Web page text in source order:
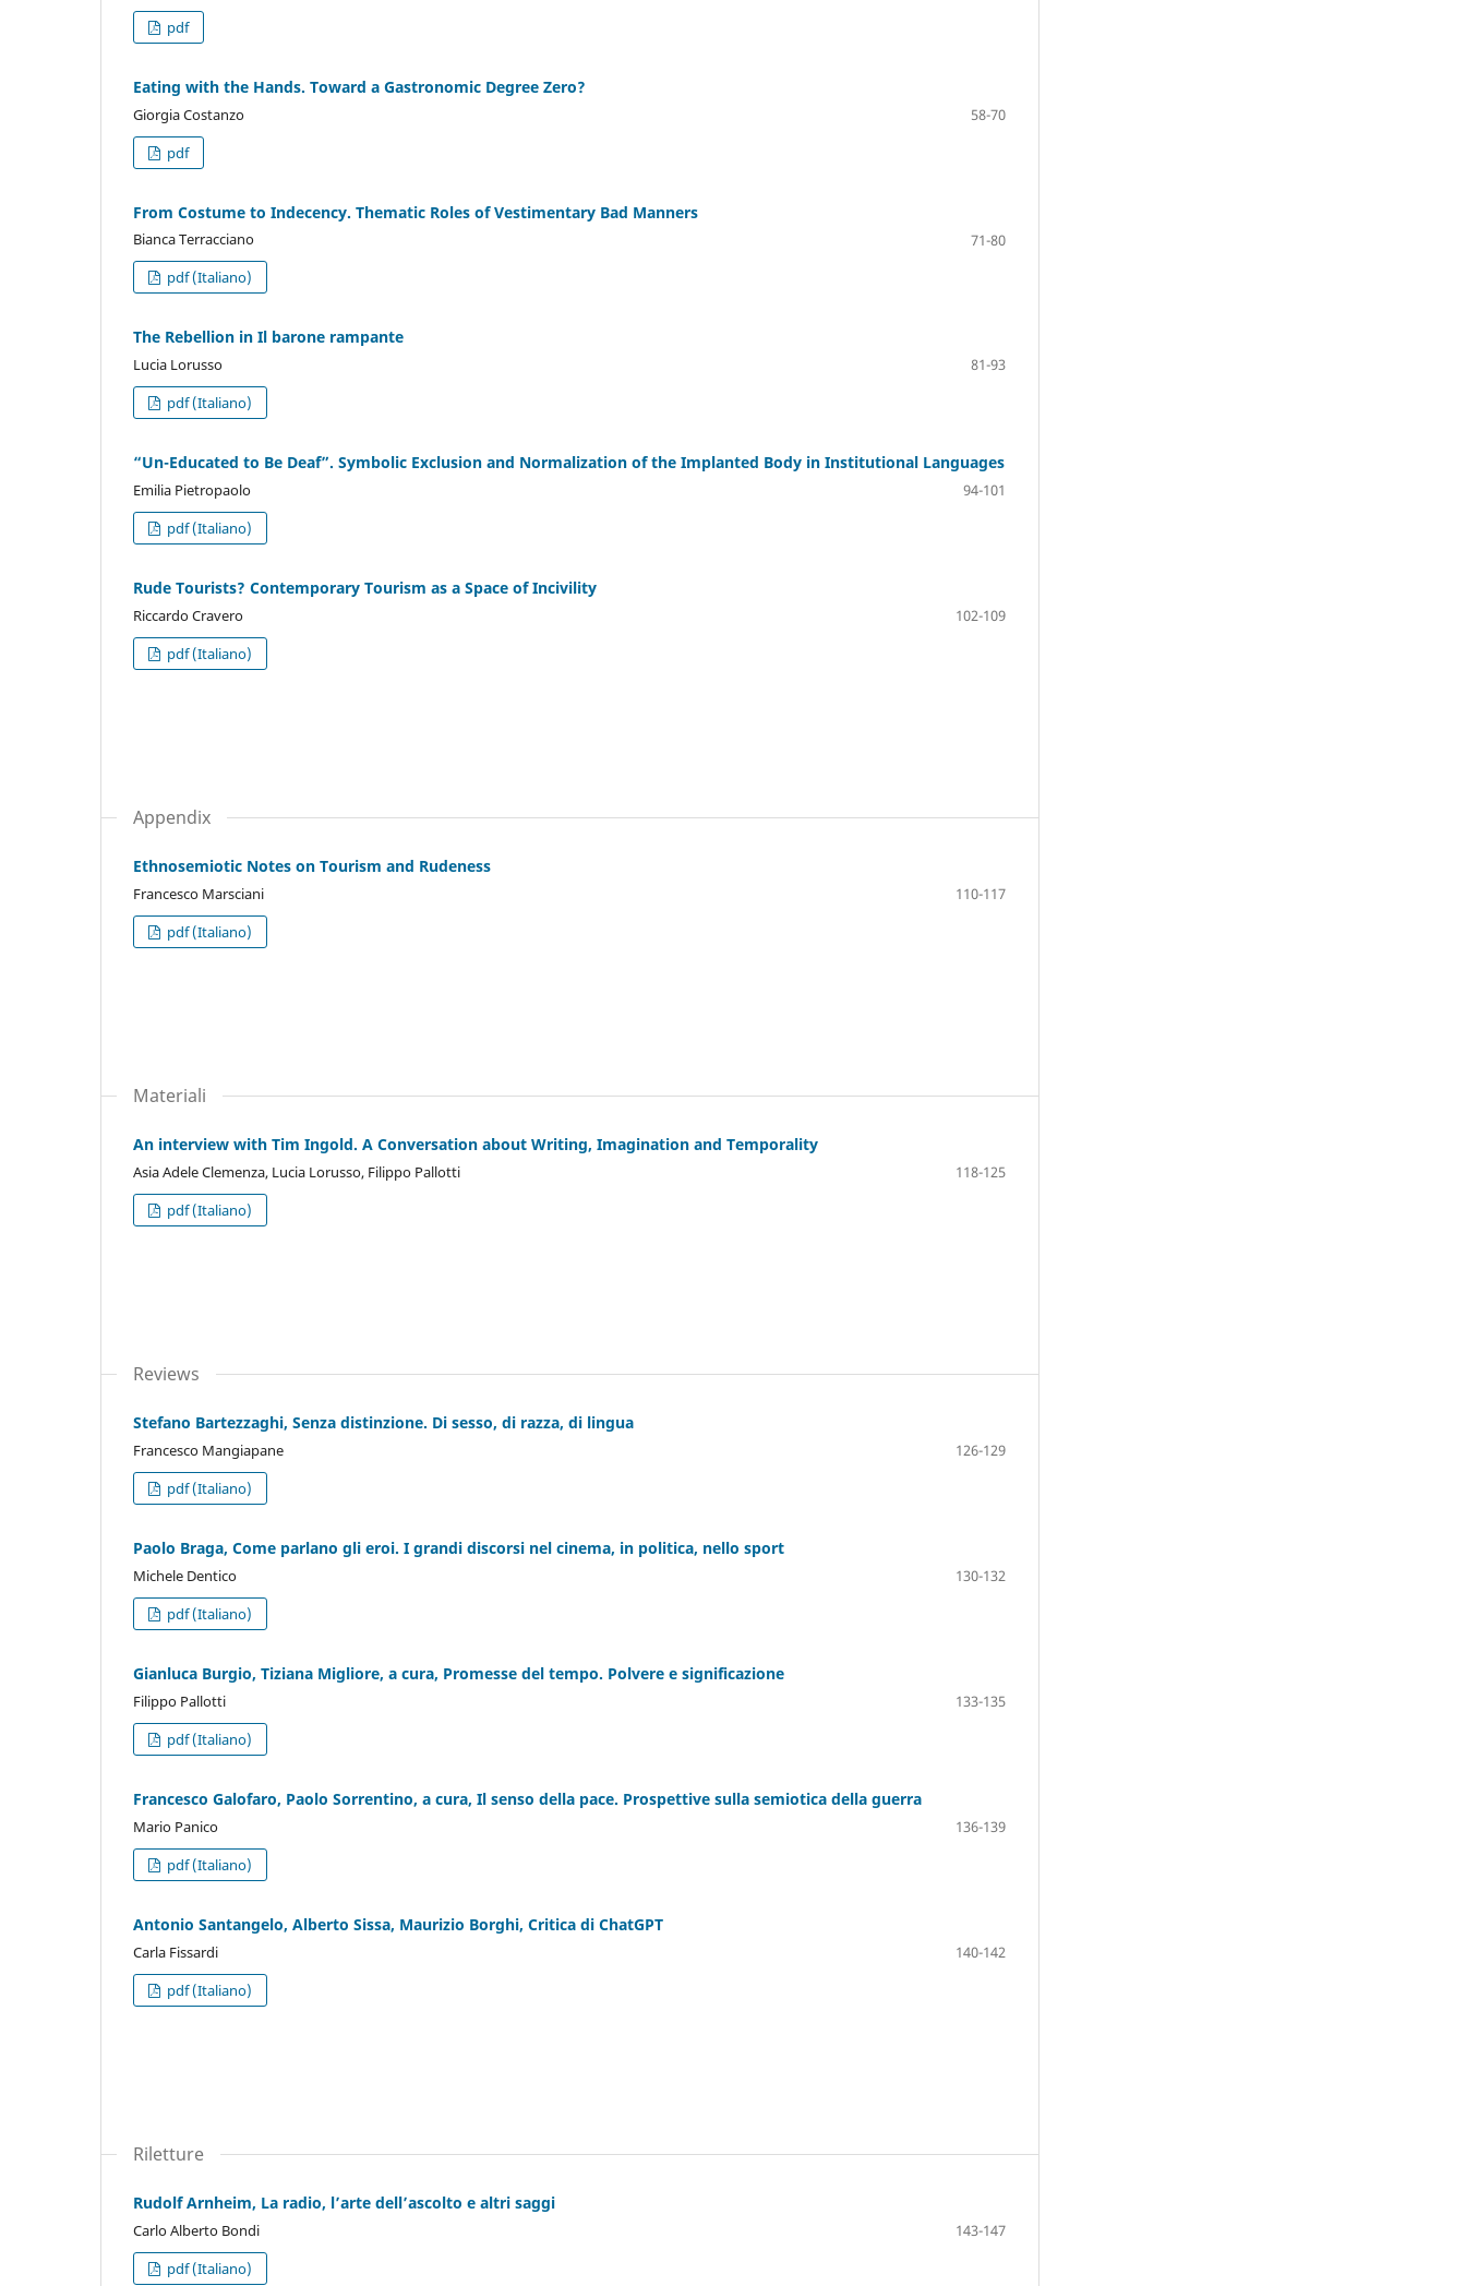
pdf
Eating with the Hands. Toward a Gastronomic Degree Zero?
Giorgia Costanzo
58-70
pdf
From Costume to Indecency. Thematic Roles of Vestimentary Bad Manners
Bianca Terracciano
71-80
pdf (Italiano)
The Rebellion in Il barone rampante
Lucia Lorusso
81-93
pdf (Italiano)
“Un-Educated to Be Deaf”. Symbolic Exclusion and Normalization of the Implanted Body in Institutional Languages
Emilia Pietropaolo
94-101
pdf (Italiano)
Rude Tourists? Contemporary Tourism as a Space of Incivility
Riccardo Cravero
102-109
pdf (Italiano)
Appendix
Ethnosemiotic Notes on Tourism and Rudeness
Francesco Marsciani
110-117
pdf (Italiano)
Materiali
An interview with Tim Ingold. A Conversation about Writing, Imagination and Temporality
Asia Adele Clemenza, Lucia Lorusso, Filippo Pallotti
118-125
pdf (Italiano)
Reviews
Stefano Bartezzaghi, Senza distinzione. Di sesso, di razza, di lingua
Francesco Mangiapane
126-129
pdf (Italiano)
Paolo Braga, Come parlano gli eroi. I grandi discorsi nel cinema, in politica, nello sport
Michele Dentico
130-132
pdf (Italiano)
Gianluca Burgio, Tiziana Migliore, a cura, Promesse del tempo. Polvere e significazione
Filippo Pallotti
133-135
pdf (Italiano)
Francesco Galofaro, Paolo Sorrentino, a cura, Il senso della pace. Prospettive sulla semiotica della guerra
Mario Panico
136-139
pdf (Italiano)
Antonio Santangelo, Alberto Sissa, Maurizio Borghi, Critica di ChatGPT
Carla Fissardi
140-142
pdf (Italiano)
Riletture
Rudolf Arnheim, La radio, l’arte dell’ascolto e altri saggi
Carlo Alberto Bondi
143-147
pdf (Italiano)